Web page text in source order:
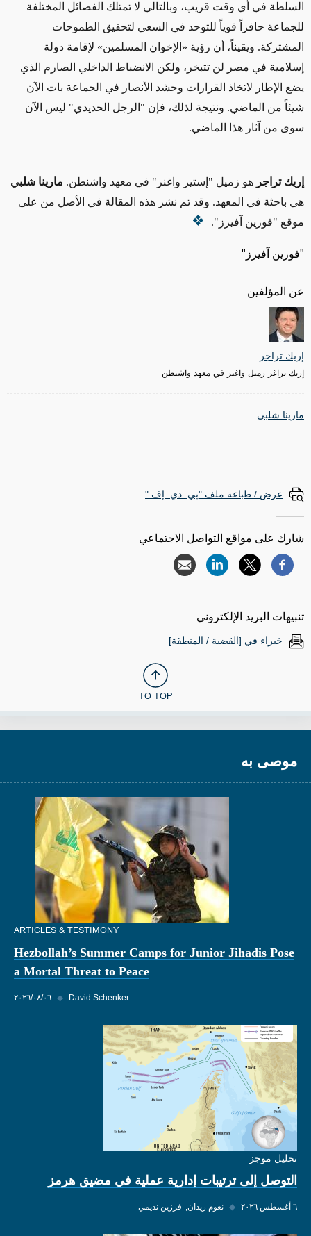
عن المؤلفين
إريك تراجر
إريك تراغر زميل واغنر في معهد واشنطن
مارينا شلبي
السلطة في أي وقت قريب، وبالتالي لا تمتلك الفصائل المختلفة
للجماعة حافزاً قوياً للتوحد في السعي لتحقيق الطموحات
المشتركة. ويقيناً، أن رؤية «الإخوان المسلمين» لإقامة دولة
إسلامية في مصر لن تتبخر، ولكن الانضباط الداخلي الصارم الذي
يضع الإطار لاتخاذ القرارات وحشد الأنصار في الجماعة بات الآن
شيئاً من الماضي. ونتيجة لذلك، فإن "الرجل الحديدي" ليس الآن
سوى من آثار هذا الماضي.
إريك تراجر هو زميل "إستير واغنر" في معهد واشنطن. مارينا شلبي
هي باحثة في المعهد. وقد تم نشر هذه المقالة في الأصل من على
موقع "فورين آفيرز".
"فورين آفيرز"
عرض / طباعة ملف "پي. دي. إف."
شارك على مواقع التواصل الاجتماعي
تنبيهات البريد الإلكتروني
خبراء في [القضية / المنطقة]
TO TOP
موصى به
ARTICLES & TESTIMONY
Hezbollah’s Summer Camps for Junior Jihadis Pose
a Mortal Threat to Peace
٠٦‏/٠٨‏/٢٠٢٦ ◆ David Schenker
تحليل موجز
التوصل إلى ترتيبات إدارية عملية في مضيق هرمز
٦ أغسطس ٢٠٢٦ ◆ نعوم ريدان فرزين نديمي